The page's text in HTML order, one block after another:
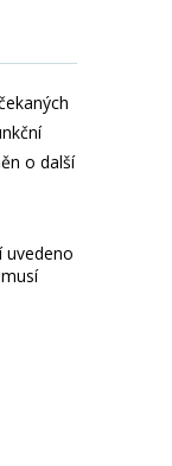
o další
uvedeno